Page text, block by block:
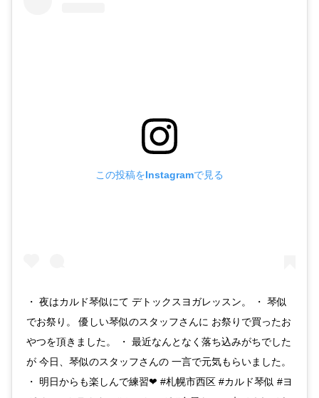
この投稿をInstagramで見る
・ 夜はカルド琴似にて デトックスヨガレッスン。 ・ 琴似
でお祭り。 優しい琴似のスタッフさんに お祭りで買ったお
やつを頂きました。 ・ 最近なんとなく落ち込みがちでした
が 今日、琴似のスタッフさんの 一言で元気もらいました。
・ 明日からも楽しんで練習❤︎ #札幌市西区 #カルド琴似 #ヨ